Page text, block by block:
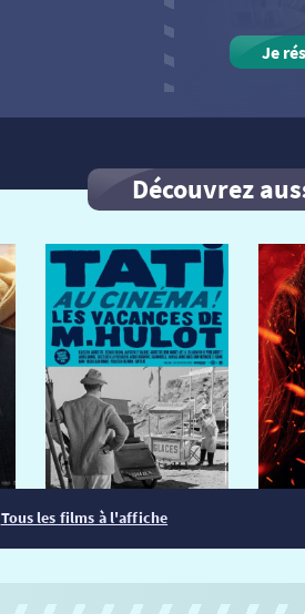
Je
Découvrez
Tous les films à l'affiche